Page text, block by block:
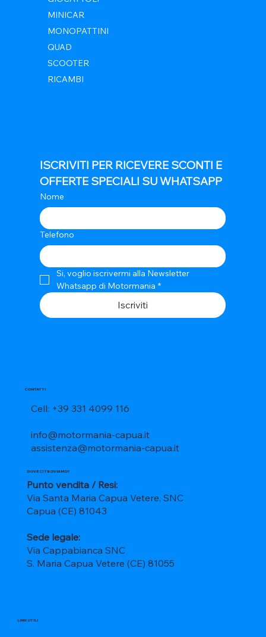
MINICAR
MONOPATTINI
QUAD
SCOOTER
RICAMBI
CONTATTI
Cell: +39 331 4099 116
info@motormania-capua.it
assistenza@motormania-capua.it
DOVE CI TROVIAMO?
Punto vendita / Resi:
Via Santa Maria Capua Vetere, SNC
Capua (CE) 81043
Sede legale:
Via Cappabianca SNC
S. Maria Capua Vetere (CE) 81055
LINK UTILI
ISCRIVITI PER RICEVERE SCONTI E
OFFERTE SPECIALI SU WHATSAPP
Nome
Telefono
Si, voglio iscrivermi alla Newsletter
Whatsapp di Motormania *
Iscriviti